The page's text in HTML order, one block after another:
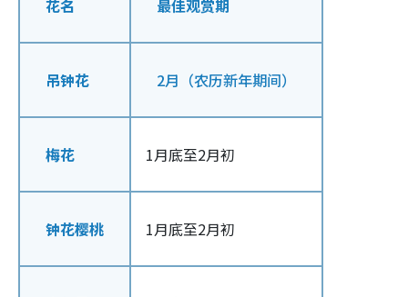
花名 最佳观赏期
吊钟花 2月（农历新年期间）
梅花 1月底至2月初
钟花樱桃 1月底至2月初